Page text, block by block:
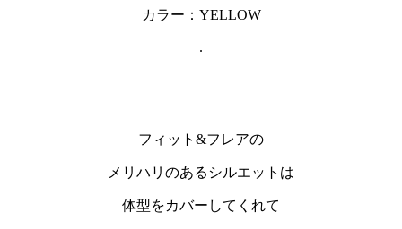
カラー：YELLOW
.
フィット&フレアの
メリハリのあるシルエットは
体型をカバーしてくれて